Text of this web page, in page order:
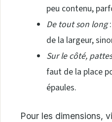
peu contenu,
De tout son long:
de la largeur,
Sur le côté,
faut de la place
épaules.
Pour les dimensions,